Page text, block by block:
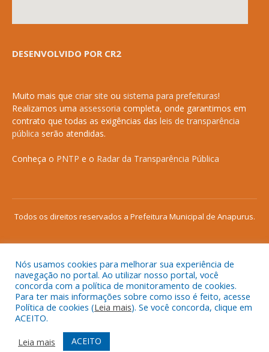
DESENVOLVIDO POR CR2
Muito mais que criar site ou sistema para prefeituras!
Realizamos uma assessoria completa, onde garantimos em
contrato que todas as exigências das leis de transparência
pública serão atendidas.
Conheça o PNTP e o Radar da Transparência Pública
Todos os direitos reservados a Prefeitura Municipal de Anapurus.
Mapa do Site
Acessar Área Administrativa
Acessar o Webmail
Nós usamos cookies para melhorar sua experiência de
navegação no portal. Ao utilizar nosso portal, você
concorda com a política de monitoramento de cookies.
Para ter mais informações sobre como isso é feito, acesse
Política de cookies (Leia mais). Se você concorda, clique em
ACEITO.
Leia mais
ACEITO